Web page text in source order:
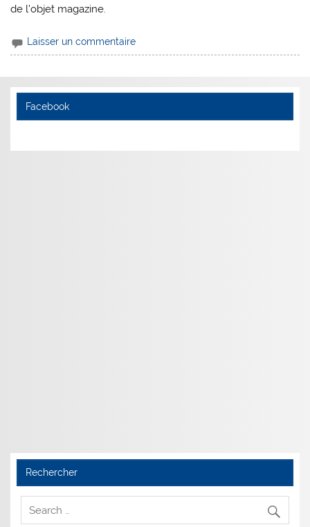
de l’objet magazine.
Laisser un commentaire
Facebook
Rechercher